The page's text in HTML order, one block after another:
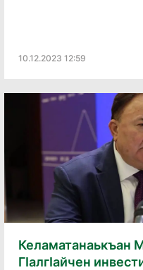
10.12.2023 12:59
Келаматанаькъан
ГӀалгӀайчен